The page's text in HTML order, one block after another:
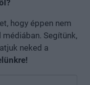
hogy éppen nem
médiában. Segítünk,
neked a